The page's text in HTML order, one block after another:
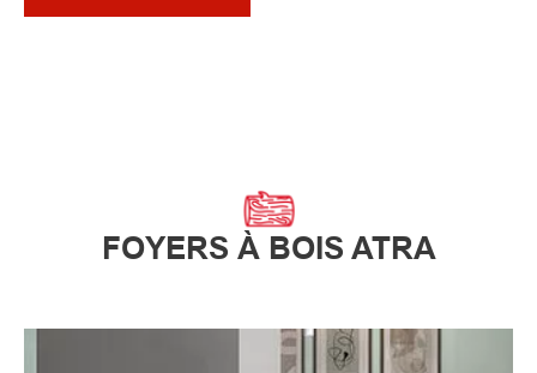
FOYERS À BOIS ATRA